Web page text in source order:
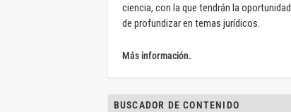
ciencia, con la que tendrán la oportunidad
de profundizar en temas jurídicos.
Más información.
BUSCADOR DE CONTENIDO